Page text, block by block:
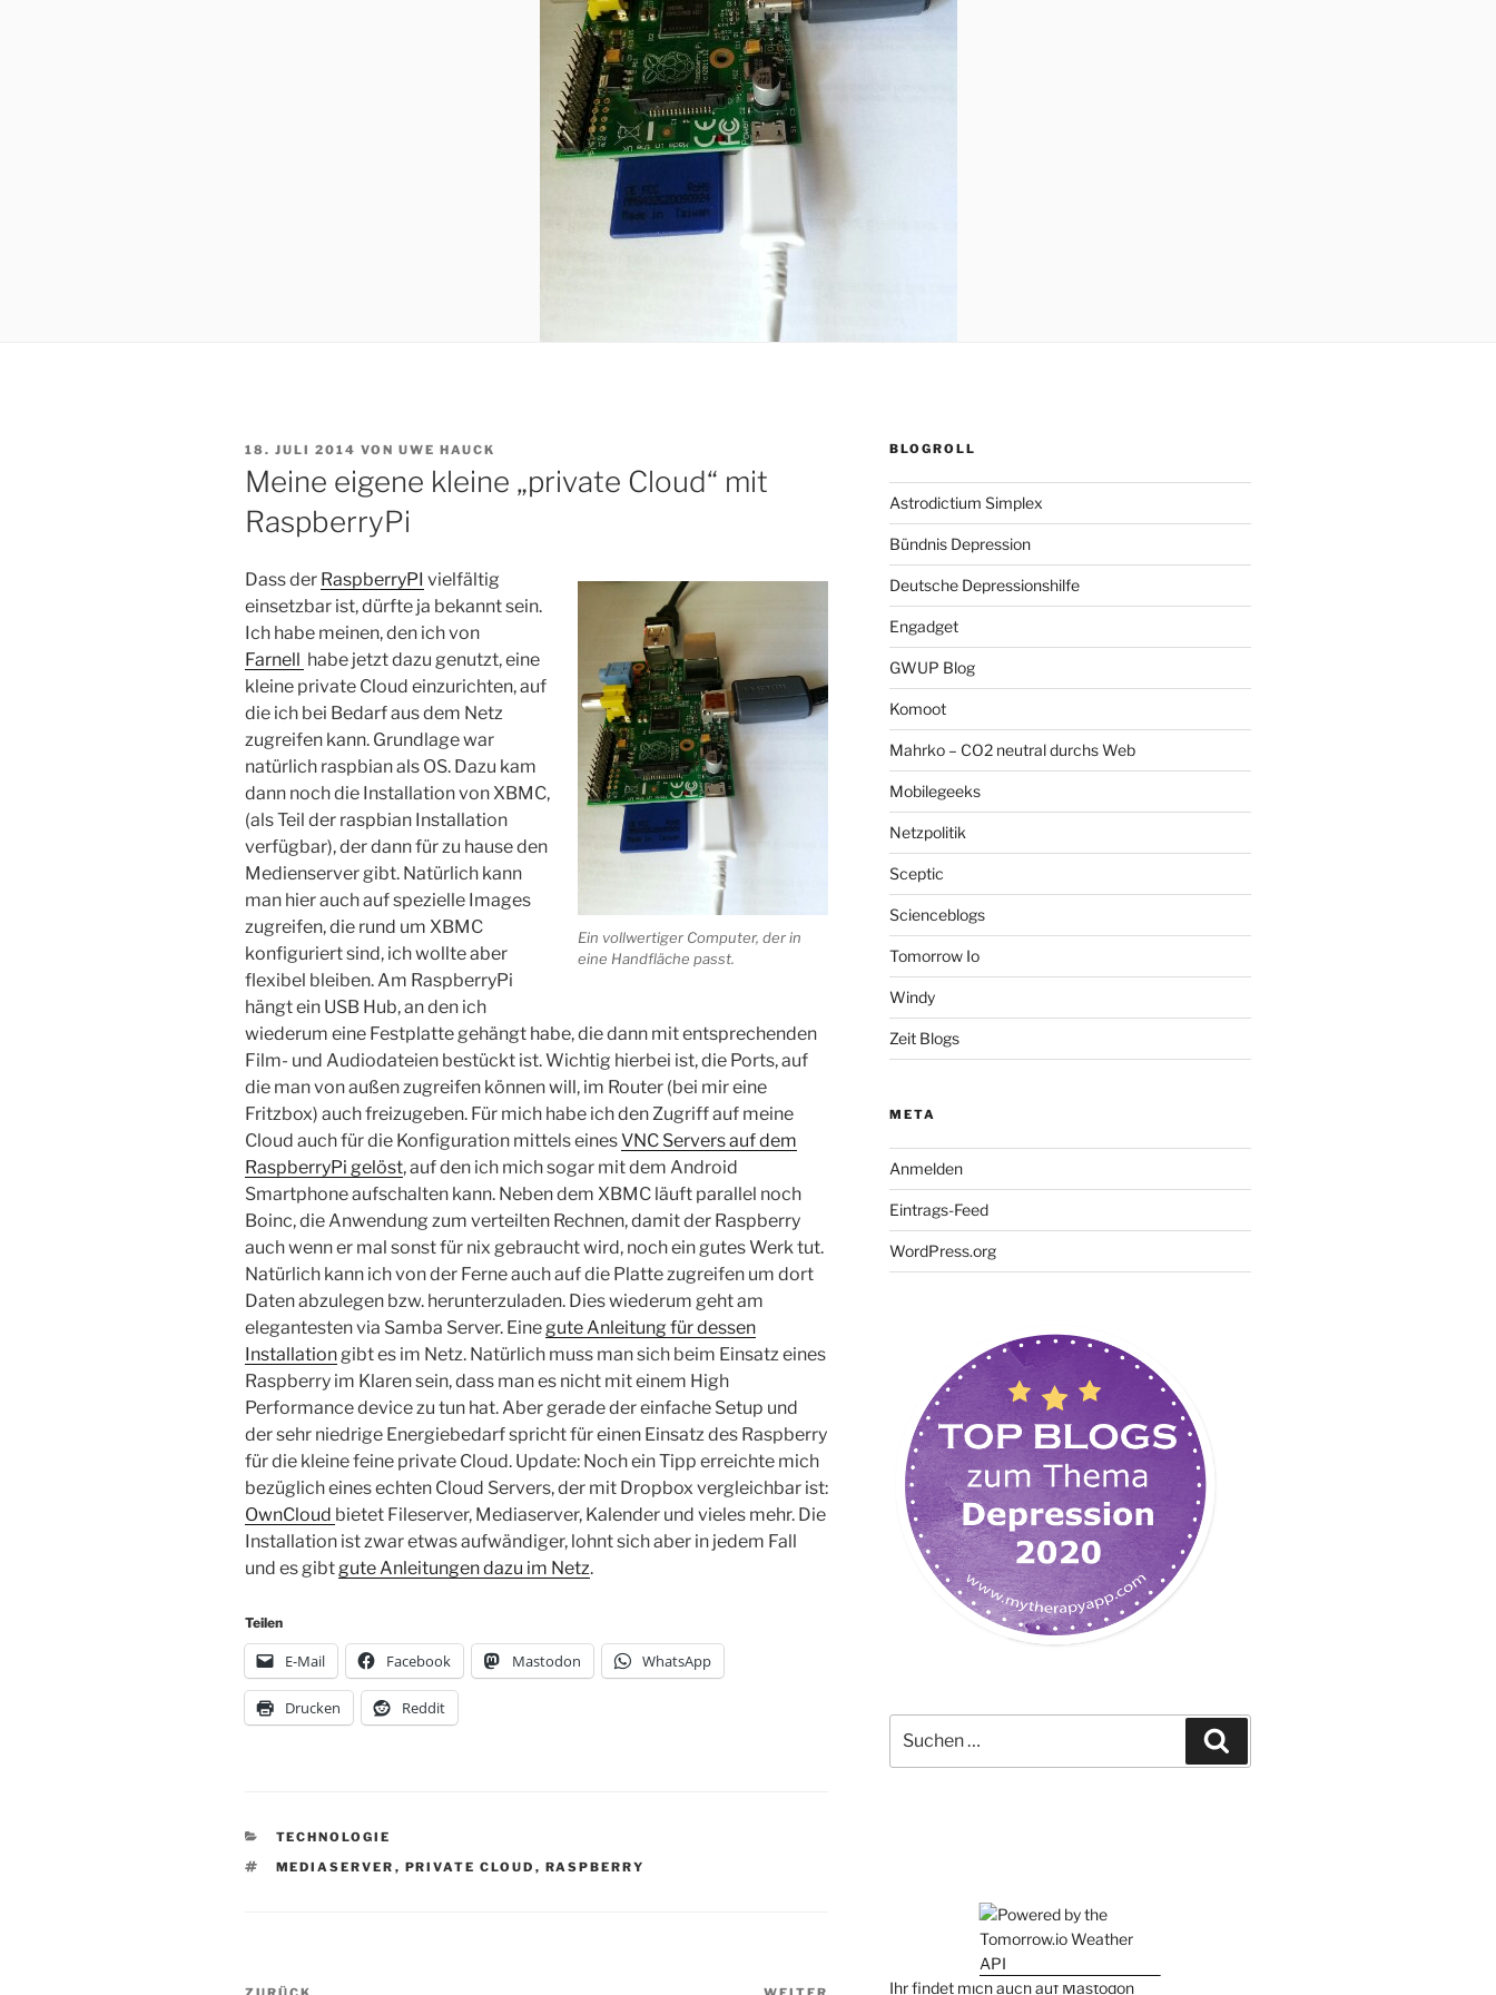
VERÖFFENTLICHT
AM
18. JULI 2014 VON UWE HAUCK
Meine eigene kleine „private Cloud“ mit
RaspberryPi
Ein vollwertiger Computer, der in
eine Handfläche passt.
Dass der RaspberryPI vielfältig
einsetzbar ist, dürfte ja bekannt sein.
Ich habe meinen, den ich von
Farnell habe jetzt dazu genutzt, eine
kleine private Cloud einzurichten, auf
die ich bei Bedarf aus dem Netz
zugreifen kann. Grundlage war
natürlich raspbian als OS. Dazu kam
dann noch die Installation von XBMC,
(als Teil der raspbian Installation
verfügbar), der dann für zu hause den
Medienserver gibt. Natürlich kann
man hier auch auf spezielle Images
zugreifen, die rund um XBMC
konfiguriert sind, ich wollte aber
flexibel bleiben. Am RaspberryPi
hängt ein USB Hub, an den ich
wiederum eine Festplatte gehängt habe, die dann mit entsprechenden
Film- und Audiodateien bestückt ist. Wichtig hierbei ist, die Ports, auf
die man von außen zugreifen können will, im Router (bei mir eine
Fritzbox) auch freizugeben. Für mich habe ich den Zugriff auf meine
Cloud auch für die Konfiguration mittels einesVNC Servers auf dem
RaspberryPi gelöst, auf den ich mich sogar mit dem Android
Smartphone aufschalten kann. Neben dem XBMC läuft parallel noch
Boinc, die Anwendung zum verteilten Rechnen, damit der Raspberry
auch wenn er mal sonst für nix gebraucht wird, noch ein gutes Werk tut.
Natürlich kann ich von der Ferne auch auf die Platte zugreifen um dort
Daten abzulegen bzw. herunterzuladen. Dies wiederum geht am
elegantesten via Samba Server. Einegute Anleitung für dessen
Installationgibt es im Netz. Natürlich muss man sich beim Einsatz eines
Raspberry im Klaren sein, dass man es nicht mit einem High
Performance device zu tun hat. Aber gerade der einfache Setup und
der sehr niedrige Energiebedarf spricht für einen Einsatz des Raspberry
für die kleine feine private Cloud. Update: Noch ein Tipp erreichte mich
bezüglich eines echten Cloud Servers, der mit Dropbox vergleichbar ist:
OwnCloud bietet Fileserver, Mediaserver, Kalender und vieles mehr. Die
Installation ist zwar etwas aufwändiger, lohnt sich aber in jedem Fall
und es gibtgute Anleitungen dazu im Netz.
Teilen
E-Mail Facebook Mastodon WhatsApp
Drucken Reddit
KATEGORIEN
TECHNOLOGIE
SCHLAGWÖRTER
MEDIASERVER , PRIVATE CLOUD , RASPBERRY
Beitragsnavigation
BLOGROLL
Astrodictium Simplex
Bündnis Depression
Deutsche Depressionshilfe
Engadget
GWUP Blog
Komoot
Mahrko – CO2 neutral durchs Web
Mobilegeeks
Netzpolitik
Sceptic
Scienceblogs
Tomorrow Io
Windy
Zeit Blogs
META
Anmelden
Eintrags-Feed
WordPress.org
nach:
Ihr findet mich auch auf Mastodon